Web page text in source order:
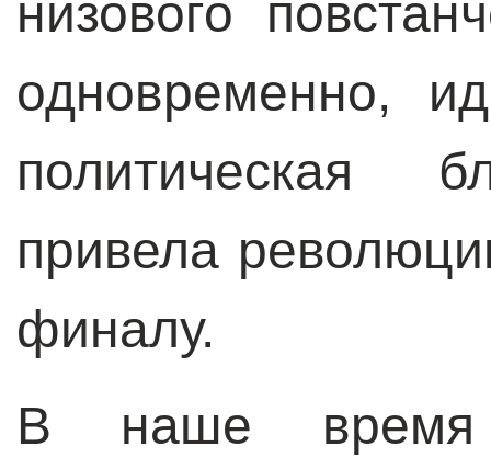
низового
одновременно,
политическая
привела
финалу.
В наше время